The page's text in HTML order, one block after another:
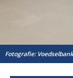
Fotografie: